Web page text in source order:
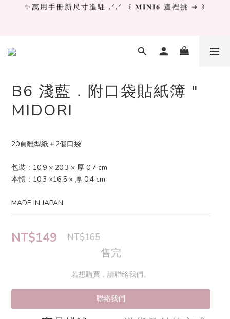
✨萬用手冊新尺寸進駐 .ᐟ.ᐟ  ꒰ 𝐌𝐈𝐍𝐈𝟔 這裡挑 ➜ ꒱
B6 淺藍．附口袋貼紙簿 "
MIDORI
20頁離型紙＋2個口袋
包裝：10.9 × 20.3 × 厚 0.7 cm
本體：10.3 ×16.5 × 厚 0.4 cm
MADE IN JAPAN
NT$149 NT$165
售完
若想購買，請聯絡我們。
聯絡我們